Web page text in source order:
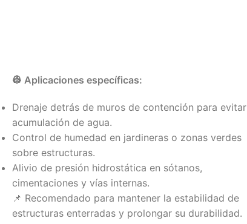
👷 Aplicaciones específicas:
Drenaje detrás de muros de contención para evitar
acumulación de agua.
Control de humedad en jardineras o zonas verdes
sobre estructuras.
Alivio de presión hidrostática en sótanos,
cimentaciones y vías internas.
📌 Recomendado para mantener la estabilidad de
estructuras enterradas y prolongar su durabilidad.